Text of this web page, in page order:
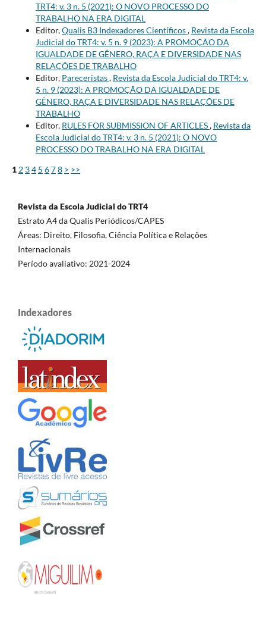
TRT4: v. 3 n. 5 (2021): O NOVO PROCESSO DO
TRABALHO NA ERA DIGITAL
Editor,Qualis B3 Indexadores Científicos, Revista da Escola
Judicial do TRT4: v. 5 n. 9 (2023): A PROMOÇÃO DA
IGUALDADE DE GÊNERO, RAÇA E DIVERSIDADE NAS
RELAÇÕES DE TRABALHO
Editor, Pareceristas, Revista da Escola Judicial do TRT4: v.
5 n. 9 (2023): A PROMOÇÃO DA IGUALDADE DE
GÊNERO, RAÇA E DIVERSIDADE NAS RELAÇÕES DE
TRABALHO
Editor, RULES FOR SUBMISSION OF ARTICLES, Revista da
Escola Judicial do TRT4: v. 3 n. 5 (2021): O NOVO
PROCESSO DO TRABALHO NA ERA DIGITAL
1 2 34 5 678 > >>
Revista da Escola Judicial do TRT4
Estrato A4 da Qualis Periódicos/CAPES
Áreas: Direito, Filosofia, Ciência Política e Relações
Internacionais
Período avaliativo: 2021-2024
Indexadores